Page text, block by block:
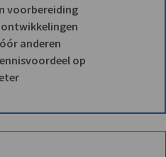
voorbereiding
anderen
op